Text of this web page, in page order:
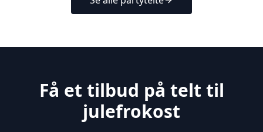
Få et tilbud på telt til
julefrokost